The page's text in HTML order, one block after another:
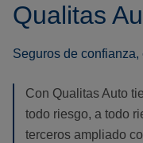
Qualitas
Seguros de
Con Qualitas Auto
todo riesgo, a todo
terceros ampliado